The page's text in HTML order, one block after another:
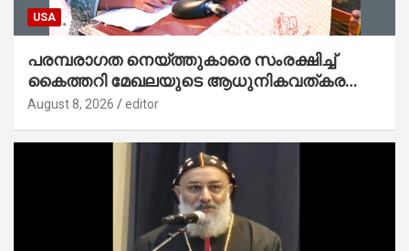
USA
പരമ്പരാഗത നെയ്ത്തുകാരെ സംരക്ഷിച്ച്
കൈത്തറി മേഖലയുടെ ആധുനികവത്കരണം
സാധ്യമാക്കും : ഡെപ്യൂട്ടി സ്പീക്കർ
August 8, 2026 editor